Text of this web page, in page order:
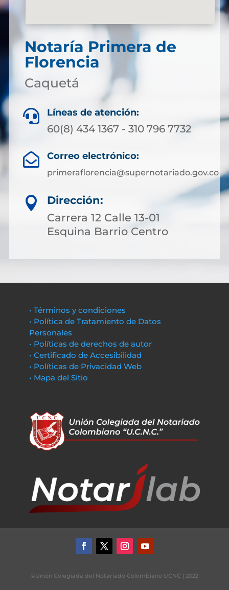
Notaría Primera de
Florencia
Caquetá
 Líneas de atención:
60(8) 434 1367 - 310 796 7732
 Correo electrónico:
primeraflorencia@supernotariado.gov.co

Dirección:
Carrera 12 Calle 13-01
Esquina Barrio Centro
• Términos y condiciones
• Política de Tratamiento de Datos
Personales
• Políticas de derechos de autor
• Certificado de Accesibilidad
• Políticas de Privacidad Web
• Mapa del Sitio
©Unión Colegiada del Notariado Colombiano UCNC | 2022